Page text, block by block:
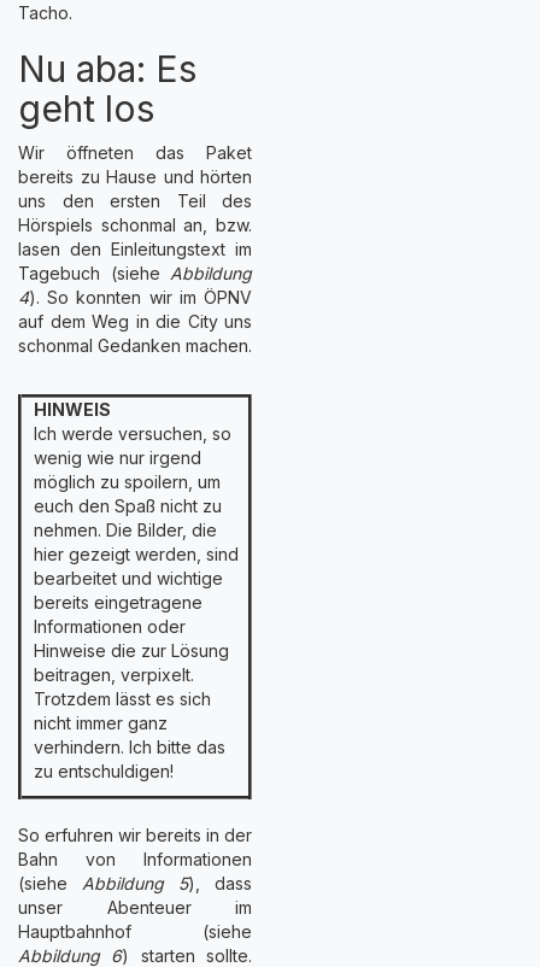
Tacho.
Nu aba: Es
geht los
Wir öffneten das Paket
bereits zu Hause und hörten
uns den ersten Teil des
Hörspiels schonmal an, bzw.
lasen den Einleitungstext im
Tagebuch (siehe Abbildung
4). So konnten wir im ÖPNV
auf dem Weg in die City uns
schonmal Gedanken machen.
HINWEIS
Ich werde versuchen, so
wenig wie nur irgend
möglich zu spoilern, um
euch den Spaß nicht zu
nehmen. Die Bilder, die
hier gezeigt werden, sind
bearbeitet und wichtige
bereits eingetragene
Informationen oder
Hinweise die zur Lösung
beitragen, verpixelt.
Trotzdem lässt es sich
nicht immer ganz
verhindern. Ich bitte das
zu entschuldigen!
So erfuhren wir bereits in der
Bahn von Informationen
(siehe Abbildung 5), dass
unser Abenteuer im
Hauptbahnhof (siehe
Abbildung 6) starten sollte.